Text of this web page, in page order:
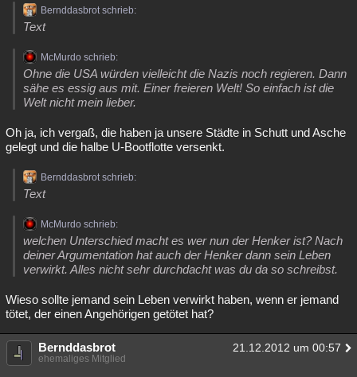
Bernddasbrot schrieb:
Text
McMurdo schrieb:
Ohne die USA würden vielleicht die Nazis noch regieren. Dann
sähe es essig aus mit. Einer freieren Welt! So einfach ist die
Welt nicht mein lieber.
Oh ja, ich vergaß, die haben ja unsere Städte in Schutt und Asche
gelegt und die halbe U-Bootflotte versenkt.
Bernddasbrot schrieb:
Text
McMurdo schrieb:
welchen Unterschied macht es wer nun der Henker ist? Nach
deiner Argumentation hat auch der Henker dann sein Leben
verwirkt. Alles nicht sehr durchdacht was du da so schreibst.
Wieso sollte jemand sein Leben verwirkt haben, wenn er jemand
tötet, der einen Angehörigen getötet hat?
Bernddasbrot 21.12.2012 um 00:57
ehemaliges Mitglied